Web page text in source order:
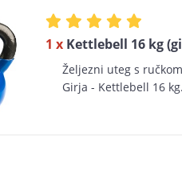
1 x Kettlebell 16 kg
Željezni uteg s
Girja - Kettlebell 16 kg.